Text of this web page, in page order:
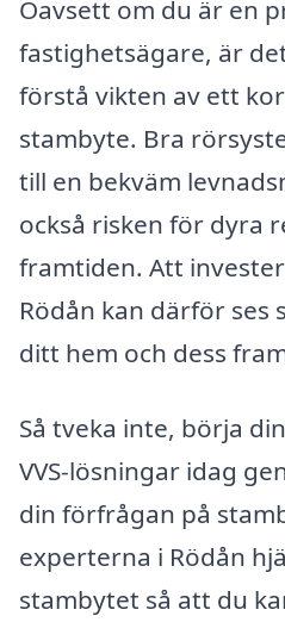
Oavsett om du är en
fastighetsägare, är
förstå vikten av ett
stambyte. Bra
till en bekväm
också risken för dyra
framtiden. Att
Rödån kan därför ses
ditt hem och dess
Så tveka inte, börja
VVS-lösningar idag
din förfrågan på
experterna i Rödån
stambytet så att du